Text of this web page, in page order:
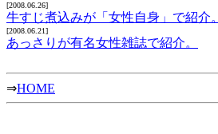
[2008.06.26]
牛すじ煮込みが「女性自身」で紹介。
[2008.06.21]
あっさりが有名女性雑誌で紹介。
⇒HOME